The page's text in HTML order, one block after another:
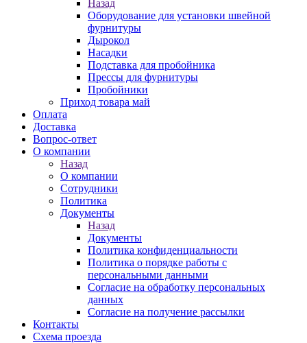
Назад
Оборудование для установки швейной
фурнитуры
Дырокол
Насадки
Подставка для пробойника
Прессы для фурнитуры
Пробойники
Приход товара май
Оплата
Доставка
Вопрос-ответ
О компании
Назад
О компании
Сотрудники
Политика
Документы
Назад
Документы
Политика конфиденциальности
Политика о порядке работы с
персональными данными
Согласие на обработку персональных
данных
Согласие на получение рассылки
Контакты
Схема проезда